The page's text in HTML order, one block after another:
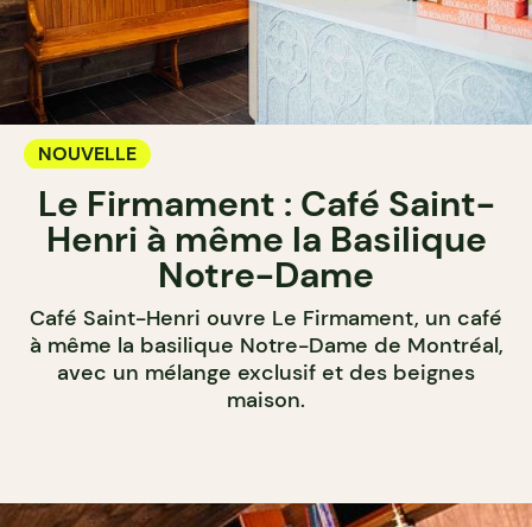
NOUVELLE
Le Firmament : Café Saint-
Henri à même la Basilique
Notre-Dame
Café Saint-Henri ouvre Le Firmament, un café
à même la basilique Notre-Dame de Montréal,
avec un mélange exclusif et des beignes
maison.